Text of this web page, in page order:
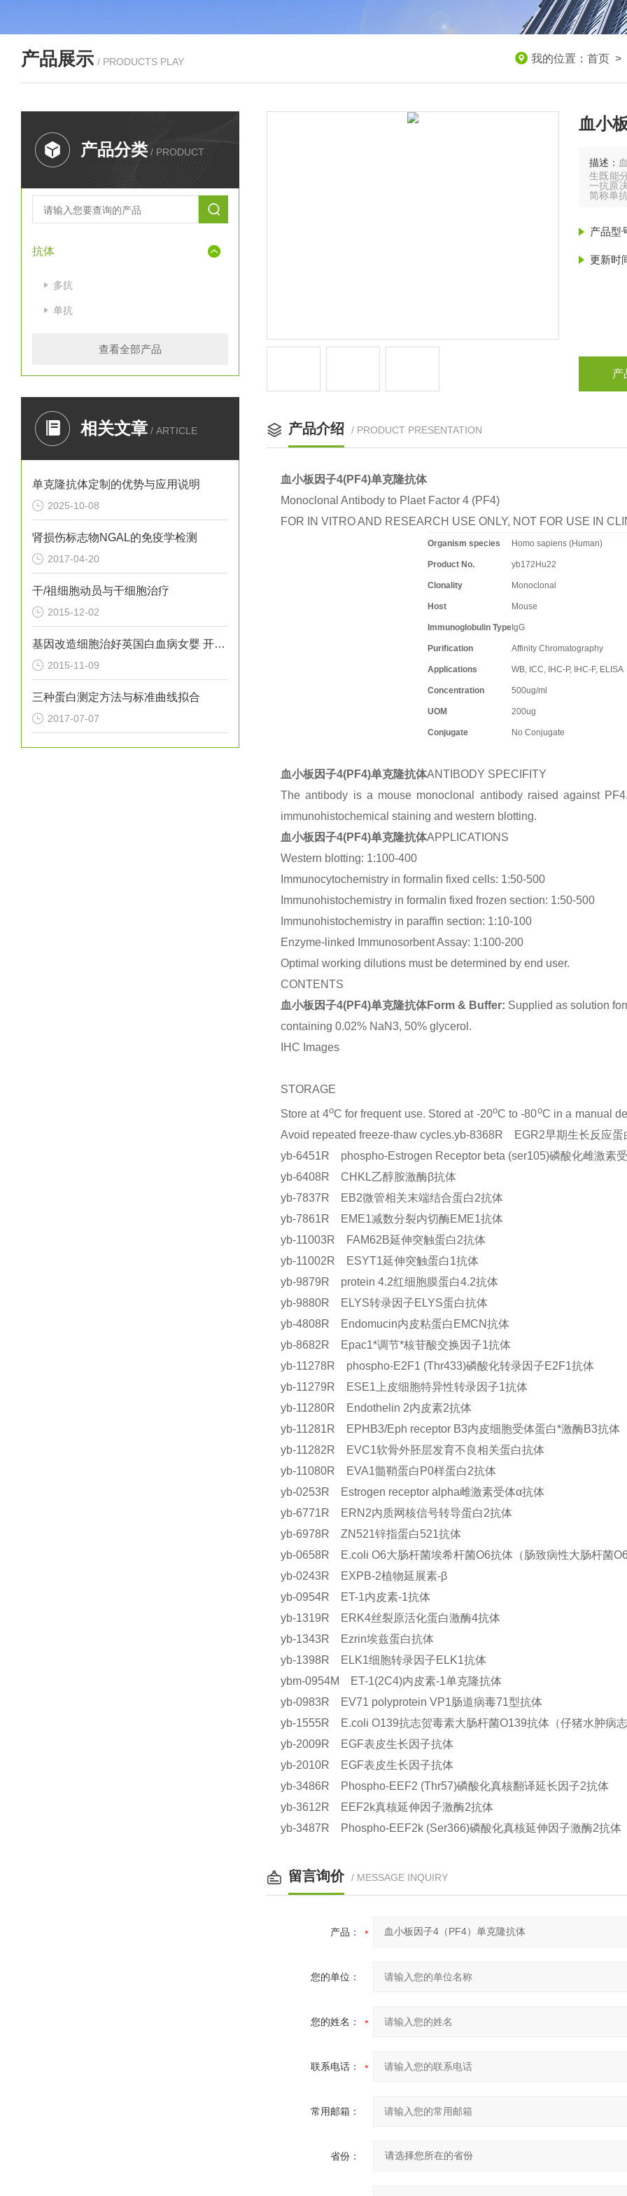
产品展示 / PRODUCTS PLAY 我的位置： 首页 >
产品分类 / PRODUCT
抗体
多抗
单抗
查看全部产品
相关文章 / ARTICLE
单克隆抗体定制的优势与应用说明
2025-10-08
肾损伤标志物NGAL的免疫学检测
2017-04-20
干/祖细胞动员与干细胞治疗
2015-12-02
基因改造细胞治好英国白血病女婴 开创*
2015-11-09
三种蛋白测定方法与标准曲线拟合
2017-07-07
血小
描述：
生既能
一抗原
简称单
产品型
更新时
产
产品介绍 / PRODUCT PRESENTATION
血小板因子4(PF4)单克隆抗体
Monoclonal Antibody to Plaet Factor 4 (PF4)
FOR IN VITRO AND RESEARCH USE ONLY, NOT FOR USE IN
Organism species Homo sapiens (Human)
Product No. yb172Hu22
Clonality Monoclonal
Host Mouse
Immunoglobulin TypeIgG
Purification Affinity Chromatography
Applications WB, ICC, IHC-P, IHC-F, ELISA
Concentration 500ug/ml
UOM 200ug
Conjugate No Conjugate
血小板因子4(PF4)单克隆抗体ANTIBODY SPECIFITY
The antibody is a mouse monoclonal antibody raised against
immunohistochemical staining and western blotting.
血小板因子4(PF4)单克隆抗体APPLICATIONS
Western blotting: 1:100-400
Immunocytochemistry in formalin fixed cells: 1:50-500
Immunohistochemistry in formalin fixed frozen section: 1:50-500
Immunohistochemistry in paraffin section: 1:10-100
Enzyme-linked Immunosorbent Assay: 1:100-200
Optimal working dilutions must be determined by end user.
CONTENTS
血小板因子4(PF4)单克隆抗体Form & Buffer: Supplied as solution
containing 0.02% NaN3, 50% glycerol.
IHC Images
STORAGE
Store at 4oC for frequent use. Stored at -20oC to -80oC in a manual
Avoid repeated freeze-thaw cycles.yb-8368R EGR2早期生长反应蛋
yb-6451R phospho-Estrogen Receptor beta (ser105)磷酸化雌激素
yb-6408R CHKL乙醇胺激酶β抗体
yb-7837R EB2微管相关末端结合蛋白2抗体
yb-7861R EME1减数分裂内切酶EME1抗体
yb-11003R FAM62B延伸突触蛋白2抗体
yb-11002R ESYT1延伸突触蛋白1抗体
yb-9879R protein 4.2红细胞膜蛋白4.2抗体
yb-9880R ELYS转录因子ELYS蛋白抗体
yb-4808R Endomucin内皮粘蛋白EMCN抗体
yb-8682R Epac1*调节*核苷酸交换因子1抗体
yb-11278R phospho-E2F1 (Thr433)磷酸化转录因子E2F1抗体
yb-11279R ESE1上皮细胞特异性转录因子1抗体
yb-11280R Endothelin 2内皮素2抗体
yb-11281R EPHB3/Eph receptor B3内皮细胞受体蛋白*激酶B3抗体
yb-11282R EVC1软骨外胚层发育不良相关蛋白抗体
yb-11080R EVA1髓鞘蛋白P0样蛋白2抗体
yb-0253R Estrogen receptor alpha雌激素受体α抗体
yb-6771R ERN2内质网核信号转导蛋白2抗体
yb-6978R ZN521锌指蛋白521抗体
yb-0658R E.coli O6大肠杆菌埃希杆菌O6抗体（肠致病性大肠杆菌
yb-0243R EXPB-2植物延展素-β
yb-0954R ET-1内皮素-1抗体
yb-1319R ERK4丝裂原活化蛋白激酶4抗体
yb-1343R Ezrin埃兹蛋白抗体
yb-1398R ELK1细胞转录因子ELK1抗体
ybm-0954M ET-1(2C4)内皮素-1单克隆抗体
yb-0983R EV71 polyprotein VP1肠道病毒71型抗体
yb-1555R E.coli O139抗志贺毒素大肠杆菌O139抗体（仔猪水肿病
yb-2009R EGF表皮生长因子抗体
yb-2010R EGF表皮生长因子抗体
yb-3486R Phospho-EEF2 (Thr57)磷酸化真核翻译延长因子2抗体
yb-3612R EEF2k真核延伸因子激酶2抗体
yb-3487R Phospho-EEF2k (Ser366)磷酸化真核延伸因子激酶2抗体
留言询价 / MESSAGE INQUIRY
产品：
您的单位：
您的姓名：
联系电话：
常用邮箱：
省份：